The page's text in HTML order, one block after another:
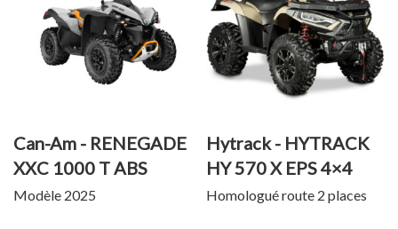
Can-Am - RENEGADE
XXC 1000 T ABS
Modèle 2025
Hytrack - HYTRACK
HY 570 X EPS 4×4
Homologué route 2 places